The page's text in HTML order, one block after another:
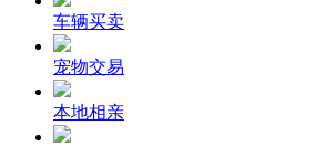
车辆买卖
宠物交易
本地相亲